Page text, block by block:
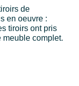
de
en oeuvre :
tiroirs ont pris
meuble complet.